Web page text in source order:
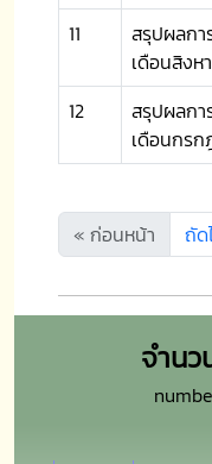
11
สรุปผลกา
เดือนสิงห
12
สรุปผลกา
เดือนกรก
« ก่อนหน้า ถัด
จำนว